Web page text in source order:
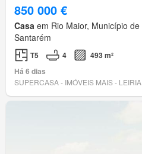
850 000 €
Casa em Rio Maior, Município
Santarém
T5 4
493 m²
Há 6 dias
SUPERCASA - IMÓVEIS MAIS - LEIRIA